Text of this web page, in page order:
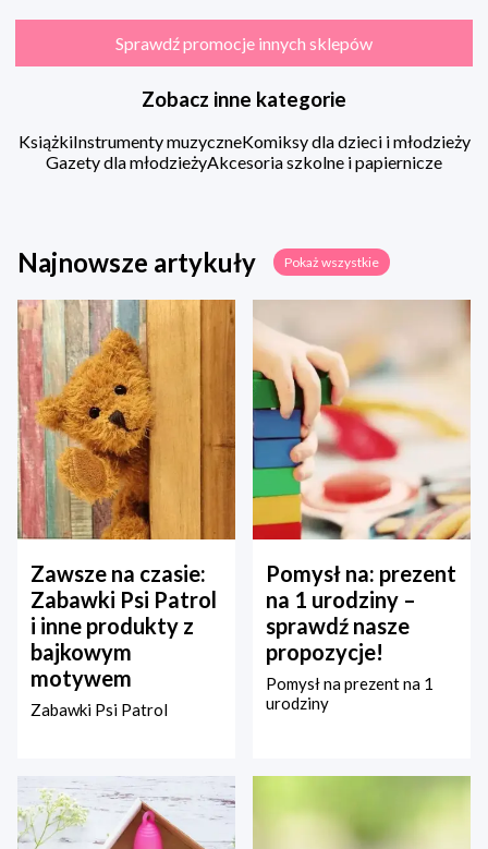
Sprawdź promocje innych sklepów
Zobacz inne kategorie
KsiążkiInstrumenty muzyczneKomiksy dla dzieci i młodzieży
Gazety dla młodzieżyAkcesoria szkolne i papiernicze
Najnowsze artykuły Pokaż wszystkie
Zawsze na czasie:
Zabawki Psi Patrol
i inne produkty z
bajkowym
motywem
Zabawki Psi Patrol
Pomysł na: prezent
na 1 urodziny –
sprawdź nasze
propozycje!
Pomysł na prezent na 1
urodziny